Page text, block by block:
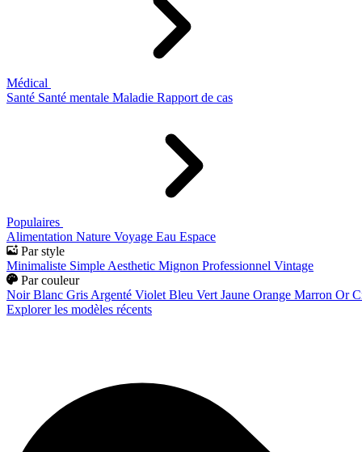
Médical
Santé Santé mentale Maladie Rapport de cas
Populaires
Alimentation Nature Voyage Eau Espace
Par style
Minimaliste Simple Aesthetic Mignon Professionnel Vintage
Par couleur
Noir Blanc Gris Argenté Violet Bleu Vert Jaune Orange Marron Or
Explorer les modèles récents